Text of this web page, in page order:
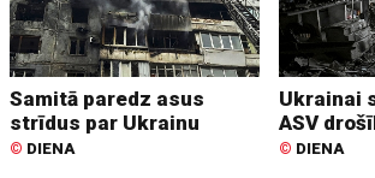
Samitā paredz asus
strīdus par Ukrainu
© DIENA
Ukrainai
ASV
© DIENA